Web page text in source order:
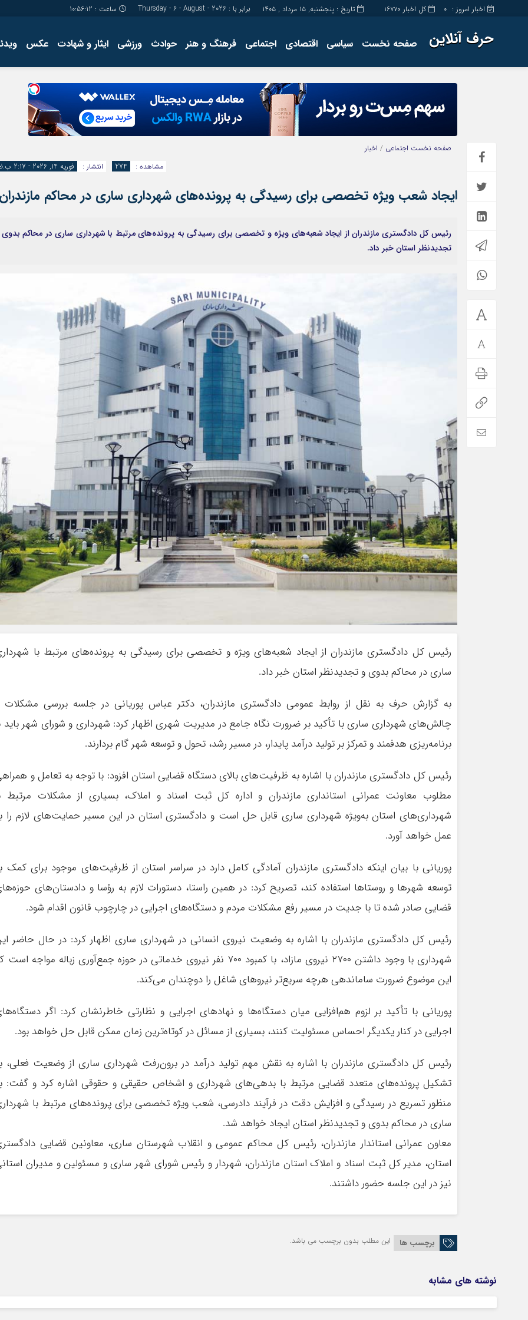
کل اخبار 16770 اخبار امروز : 0 تاریخ : پنجشنبه, ۱۵ مرداد , ۱۴۰۵ برابر با : Thursday - 6 - August - 2026 ساعت : 10:56:13
حرف آنلاین صفحه نخست سیاسی اقتصادی اجتماعی فرهنگ و هنر حوادث ورزشی ایثار و شهادت عکس
کارگاه
تولید
مجله ای
صفحه نخست اجتماعی / اخبار
انتشار :
فوریه 14, 2026 - 2:17 ب.ظ مشاهده : 274
ایجاد شعب ویژه تخصصی برای رسیدگی به پرونده‌های شهرداری ساری در محاکم مازندران
رئیس کل دادگستری مازندران از ایجاد شعبه‌های ویژه و تخصصی برای رسیدگی به پرونده‌های مرتبط با شهرداری ساری در محاکم
تجدیدنظر استان خبر داد.
رئیس کل دادگستری مازندران از ایجاد شعبه‌های ویژه و تخصصی برای رسیدگی به پرونده‌های مرتبط با
ساری در محاکم بدوی و تجدیدنظر استان خبر داد.
به گزارش حرف به نقل از روابط عمومی دادگستری مازندران، دکتر عباس پوریانی در جلسه بررسی مشکلات
چالش‌های شهرداری ساری با تأکید بر ضرورت نگاه جامع در مدیریت شهری اظهار کرد: شهرداری و شورای شهر باید
برنامه‌ریزی هدفمند و تمرکز بر تولید درآمد پایدار، در مسیر رشد، تحول و توسعه شهر گام بردارند.
رئیس کل دادگستری مازندران با اشاره به ظرفیت‌های بالای دستگاه قضایی استان افزود: با توجه به تعامل و
مطلوب معاونت عمرانی استانداری مازندران و اداره کل ثبت اسناد و املاک، بسیاری از مشکلات مرتبط
شهرداری‌های استان به‌ویژه شهرداری ساری قابل حل است و دادگستری استان در این مسیر حمایت‌های لازم را
عمل خواهد آورد.
پوریانی با بیان اینکه دادگستری مازندران آمادگی کامل دارد در سراسر استان از ظرفیت‌های موجود برای کمک
توسعه شهرها و روستاها استفاده کند، تصریح کرد: در همین راستا، دستورات لازم به رؤسا و دادستان‌های
قضایی صادر شده تا با جدیت در مسیر رفع مشکلات مردم و دستگاه‌های اجرایی در چارچوب قانون اقدام شود.
رئیس کل دادگستری مازندران با اشاره به وضعیت نیروی انسانی در شهرداری ساری اظهار کرد: در حال حاضر
شهرداری با وجود داشتن ۲۷۰۰ نیروی مازاد، با کمبود ۷۰۰ نفر نیروی خدماتی در حوزه جمع‌آوری زباله مواجه
این موضوع ضرورت ساماندهی هرچه سریع‌تر نیروهای شاغل را دوچندان می‌کند.
پوریانی با تأکید بر لزوم هم‌افزایی میان دستگاه‌ها و نهادهای اجرایی و نظارتی خاطرنشان کرد: اگر
اجرایی در کنار یکدیگر احساس مسئولیت کنند، بسیاری از مسائل در کوتاه‌ترین زمان ممکن قابل حل خواهد بود.
رئیس کل دادگستری مازندران با اشاره به نقش مهم تولید درآمد در برون‌رفت شهرداری ساری از وضعیت فعلی،
تشکیل پرونده‌های متعدد قضایی مرتبط با بدهی‌های شهرداری و اشخاص حقیقی و حقوقی اشاره کرد و گفت:
منظور تسریع در رسیدگی و افزایش دقت در فرآیند دادرسی، شعب ویژه تخصصی برای پرونده‌های مرتبط با
ساری در محاکم بدوی و تجدیدنظر استان ایجاد خواهد شد.
معاون عمرانی استاندار مازندران، رئیس کل محاکم عمومی و انقلاب شهرستان ساری، معاونین قضایی
استان، مدیر کل ثبت اسناد و املاک استان مازندران، شهردار و رئیس شورای شهر ساری و مسئولین و مدیران
نیز در این جلسه حضور داشتند.
برچسب ها این مطلب بدون برچسب می باشد.
نوشته های مشابه